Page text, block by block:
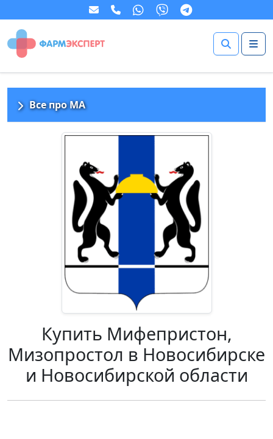
Все про МА
Купить Мифепристон,
Мизопростол в Новосибирске
и Новосибирской области